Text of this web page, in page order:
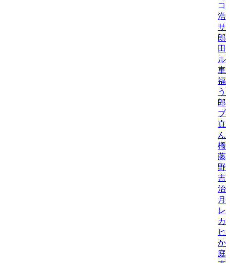
コ
浩
サ
郎
田
ル
車/
福
う
郎
ブ
真
ん
橋
藤
野
吉
治/
月
レ
カ
ヒ
か
庭/